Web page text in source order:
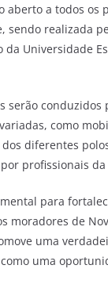
aberto a todos
sendo realizada
Universidade
serão
como
diferentes
profissionais
para
moradores de
uma
uma